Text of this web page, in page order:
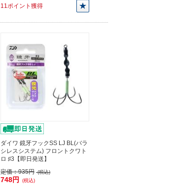
11ポイント獲得
ダイワ 鏡牙フックSS LJ BL(バラ
シレスシステム) フロントクワト
ロ ♯3【即日発送】
定価：935円 (税込)
748円 (税込)